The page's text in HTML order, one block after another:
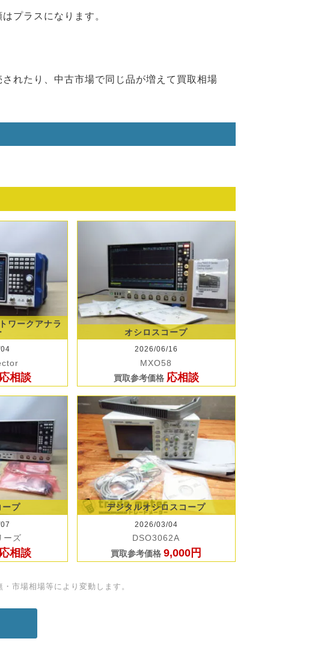
はプラス になります。
れたり、中古市場で同じ品が増えて買取相場
ワークアナラ
応相談
オシロスコープ
2026/06/16
MXO58
買取参考価格 応相談
ープ
ーズ
応相談
デジタルオシロスコープ
2026/03/04
DSO3062A
買取参考価格9,000円
市場相場等により変動します。